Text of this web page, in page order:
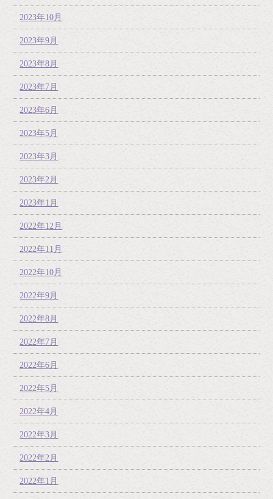
2023年10月
2023年9月
2023年8月
2023年7月
2023年6月
2023年5月
2023年3月
2023年2月
2023年1月
2022年12月
2022年11月
2022年10月
2022年9月
2022年8月
2022年7月
2022年6月
2022年5月
2022年4月
2022年3月
2022年2月
2022年1月